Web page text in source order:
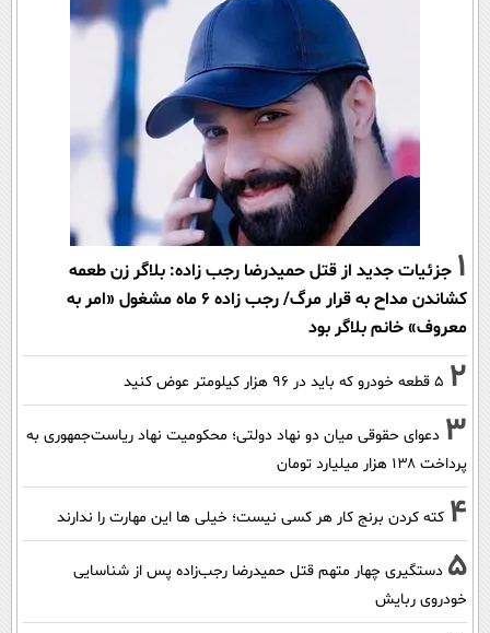
1 جزئیات جدید از قتل حمیدرضا رجب زاده: بلاگر زن طعمه
کشاندن مداح به قرار مرگ/ رجب زاده 6 ماه مشغول «امر به
معروف» خانم بلاگر بود
2 ۵ قطعه خودرو که باید در ۹۶ هزار کیلومتر عوض کنید
3 دعوای حقوقی میان دو نهاد دولتی؛ محکومیت نهاد ریاست‌جمهوری به
پرداخت ۱۳۸ هزار میلیارد تومان
4 کته کردن برنج کار هر کسی نیست؛ خیلی ها این مهارت را ندارند
5 دستگیری چهار متهم قتل حمیدرضا رجب‌زاده پس از شناسایی
خودروی ربایش